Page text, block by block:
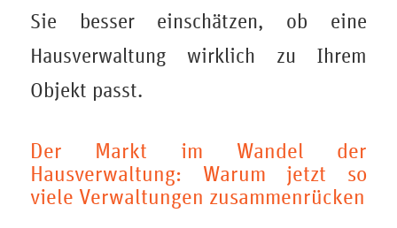
Sie besser einschätzen, ob eine
Hausverwaltung wirklich zu Ihrem
Objekt passt.
Der Markt im Wandel der
Hausverwaltung: Warum jetzt so
viele Verwaltungen zusammenrücken